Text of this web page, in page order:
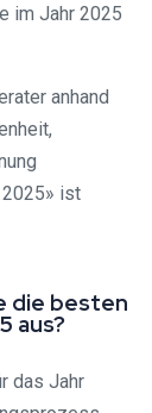
im Jahr 2025
anhand
ist
die besten
aus?
das Jahr